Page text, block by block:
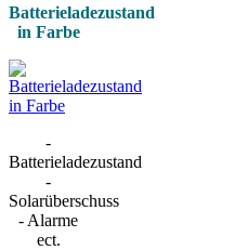
Batterieladezustand
in Farbe
-
Batterieladezustand
-
Solarüberschuss
- Alarme
ect.